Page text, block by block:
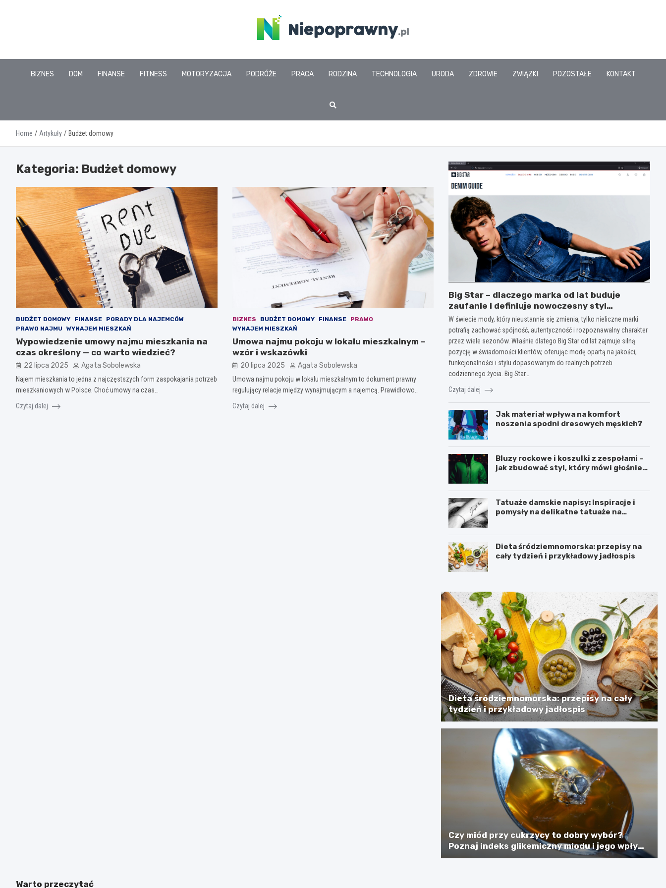
www.niepoprawny.pl
BIZNES DOM FINANSE FITNESS MOTORYZACJA PODRÓŻE PRACA RODZINA TECHNOLOGIA URODA ZDROWIE ZWIĄZKI POZOSTAŁE KONTAKT
Home Artykuły Budżet domowy
Kategoria: Budżet domowy
BUDŻET DOMOWY FINANSE
PORADY DLA NAJEMCÓW
PRAWO NAJMU
WYNAJEM MIESZKAŃ
Wypowiedzenie umowy najmu mieszkania na
czas określony — co warto wiedzieć?
22 lipca 2025 Agata Sobolewska
Najem mieszkania to jedna z najczęstszych form zaspokajania potrzeb
mieszkaniowych w Polsce. Choć umowy na czas…
Czytaj dalej
BIZNES BUDŻET DOMOWY FINANSE
PRAWO
WYNAJEM MIESZKAŃ
Umowa najmu pokoju w lokalu mieszkalnym –
wzór i wskazówki
20 lipca 2025 Agata Sobolewska
Umowa najmu pokoju w lokalu mieszkalnym to dokument prawny
regulujący relacje między wynajmującym a najemcą. Prawidłowo…
Czytaj dalej
Big Star – dlaczego marka od lat buduje
zaufanie i definiuje nowoczesny styl
codzienny?
W świecie mody, który nieustannie się zmienia, tylko nieliczne marki
potrafią zachować spójność, autentyczność i rozpoznawalny charakter
przez wiele sezonów. Właśnie dlatego Big Star od lat zajmuje silną
pozycję w świadomości klientów, oferując modę opartą na jakości,
funkcjonalności i stylu dopasowanym do realnych potrzeb
codziennego życia. Big Star…
Czytaj dalej
Jak materiał wpływa na komfort
noszenia spodni dresowych męskich?
Bluzy rockowe i koszulki z zespołami –
jak zbudować styl, który mówi głośniej
Tatuaże damskie napisy: Inspiracje i
pomysły na delikatne tatuaże na
Dieta śródziemnomorska: przepisy na
cały tydzień i przykładowy jadłospis
Dieta śródziemnomorska: przepisy na cały
tydzień i przykładowy jadłospis
Czy miód przy cukrzycy to dobry wybór?
Poznaj indeks glikemiczny miodu i jego wpływ
na poziom cukru
Warto przeczytać